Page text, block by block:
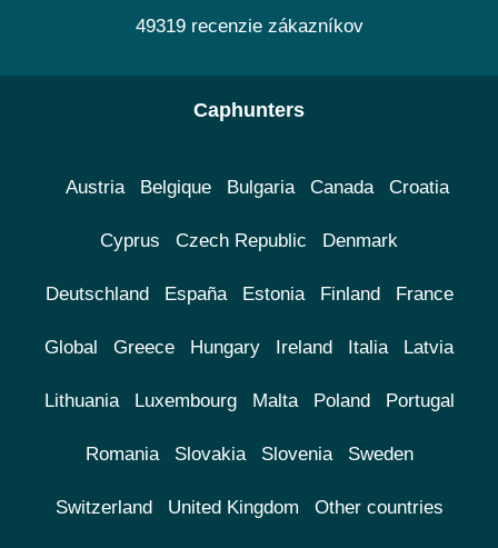
49319 recenzie zákazníkov
Caphunters
Austria Belgique Bulgaria Canada Croatia
Cyprus Czech Republic Denmark
Deutschland España Estonia Finland France
Global Greece Hungary Ireland Italia Latvia
Lithuania Luxembourg Malta Poland Portugal
Romania Slovakia Slovenia Sweden
Switzerland United Kingdom Other countries